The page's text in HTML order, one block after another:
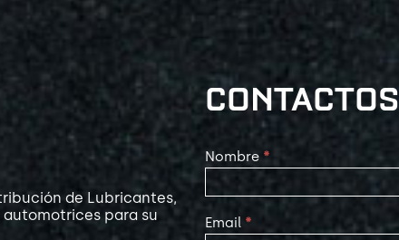
de Lubricantes,
para su
CONTACTOS
Contact
Us
Nombre *
Email *